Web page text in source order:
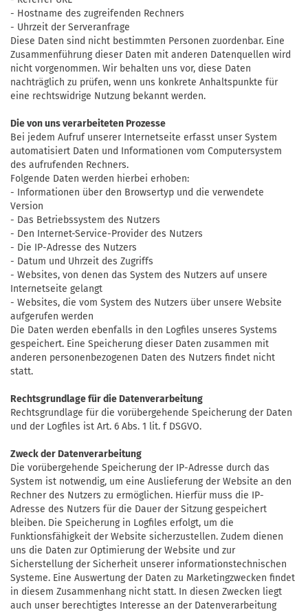
- Hostname des zugreifenden Rechners
- Uhrzeit der Serveranfrage
Diese Daten sind nicht bestimmten Personen zuordenbar. Eine
Zusammenführung dieser Daten mit anderen Datenquellen wird
nicht vorgenommen. Wir behalten uns vor, diese Daten
nachträglich zu prüfen, wenn uns konkrete Anhaltspunkte für
eine rechtswidrige Nutzung bekannt werden.
Die von uns verarbeiteten Prozesse
Bei jedem Aufruf unserer Internetseite erfasst unser System
automatisiert Daten und Informationen vom Computersystem
des aufrufenden Rechners.
Folgende Daten werden hierbei erhoben:
- Informationen über den Browsertyp und die verwendete
Version
- Das Betriebssystem des Nutzers
- Den Internet-Service-Provider des Nutzers
- Die IP-Adresse des Nutzers
- Datum und Uhrzeit des Zugriffs
- Websites, von denen das System des Nutzers auf unsere
Internetseite gelangt
- Websites, die vom System des Nutzers über unsere Website
aufgerufen werden
Die Daten werden ebenfalls in den Logfiles unseres Systems
gespeichert. Eine Speicherung dieser Daten zusammen mit
anderen personenbezogenen Daten des Nutzers findet nicht
statt.
Rechtsgrundlage für die Datenverarbeitung
Rechtsgrundlage für die vorübergehende Speicherung der Daten
und der Logfiles ist Art. 6 Abs. 1 lit. f DSGVO.
Zweck der Datenverarbeitung
Die vorübergehende Speicherung der IP-Adresse durch das
System ist notwendig, um eine Auslieferung der Website an den
Rechner des Nutzers zu ermöglichen. Hierfür muss die IP-
Adresse des Nutzers für die Dauer der Sitzung gespeichert
bleiben. Die Speicherung in Logfiles erfolgt, um die
Funktionsfähigkeit der Website sicherzustellen. Zudem dienen
uns die Daten zur Optimierung der Website und zur
Sicherstellung der Sicherheit unserer informationstechnischen
Systeme. Eine Auswertung der Daten zu Marketingzwecken findet
in diesem Zusammenhang nicht statt. In diesen Zwecken liegt
auch unser berechtigtes Interesse an der Datenverarbeitung